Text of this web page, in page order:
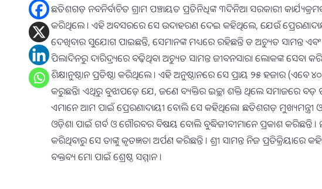
ଛତିଶଗଡ଼ ନବନିର୍ବାଚିତ ଗ୍ରାମ ପଞ୍ଚାୟତ ପ୍ରତିନିଧିଙ୍କ ୩ଦିନିଆ ସରକାରୀ
କରିଥିଲେ । ଏହି ଅବସରରେ ସେ ଉଦାହରଣ ଦେଇ କହିଥିଲେ, ଯେଉଁ
ଦେଖିବାର ସୁଯୋଗ ପାଇଛନ୍ତି, ସେମାନଙ୍କ ମଧ୍ୟରେ ରହିଛନ୍ତି ଡ ଅଚ୍ୟୁତ ସାମନ୍ତ
ପିଲାଦିନରୁ ଦାରିଦ୍ର‌୍ୟରେ ବଢ଼ିଥିବା ଅଚ୍ୟୁତ ସାମନ୍ତ ଜୀବନସାରା ଲୋକଙ୍କ ସେବା
ଶିକ୍ଷାନୁଷ୍ଠାନ ପ୍ରତିଷ୍ଠା କରିଥିଲେ । ଏହି ଅନୁଷ୍ଠାନରେ ସେ ପ୍ରାୟ ୨୫ ହଜାର (ଏବେ
କରୁଛନ୍ତି। ଏଥିରୁ ବୁଝାପଡ଼େ ଯେ, ଜଣେ ବ୍ୟକ୍ତିର ଇଚ୍ଛା ଶକ୍ତି ଥିଲେ ସମାଜରେ ବଡ଼
ଏମାନେ ଆମ ପାଇଁ ପ୍ରେରଣାଦାୟୀ ବୋଲି ସେ କହିଥିଲେ। ଛତିଶଗଡ଼ ମୁଖ୍ୟମନ୍ତ୍ରୀ
ଓଡ଼ିଶା ପାଇଁ ଗର୍ବ ଓ ଗୌରବର ବିଷୟ ବୋଲି ବୁଦ୍ଧିଜୀବୀମାନେ ପ୍ରକାଶ କରିଛନ୍ତି ।
କରିଥିବାରୁ ସେ ତାଙ୍କୁ କୃତଜ୍ଞତା ଅର୍ପଣ କରିଛନ୍ତି । ଶ୍ରୀ ସାମନ୍ତ ନିଜ
ବକ୍ତବ୍ୟ ମୋ ପାଇଁ ଶ୍ରେଷ୍ଠ ସମ୍ମାନ ।